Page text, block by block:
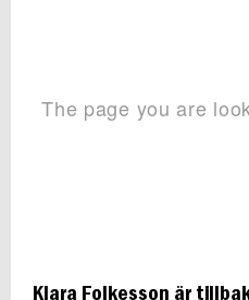
Klara Folkesson är